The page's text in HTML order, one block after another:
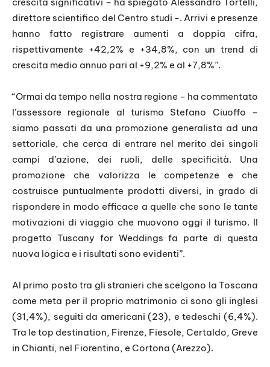
crescita significativi – ha spiegato Alessandro Tortelli,
direttore scientifico del Centro studi -. Arrivi e presenze
hanno fatto registrare aumenti a doppia cifra,
rispettivamente +42,2% e +34,8%, con un trend di
crescita medio annuo pari al +9,2% e al +7,8%”.
“Ormai da tempo nella nostra regione – ha commentato
l’assessore regionale al turismo Stefano Ciuoffo –
siamo passati da una promozione generalista ad una
settoriale, che cerca di entrare nel merito dei singoli
campi d’azione, dei ruoli, delle specificità. Una
promozione che valorizza le competenze e che
costruisce puntualmente prodotti diversi, in grado di
rispondere in modo efficace a quelle che sono le tante
motivazioni di viaggio che muovono oggi il turismo. Il
progetto Tuscany for Weddings fa parte di questa
nuova logica e i risultati sono evidenti”.
Al primo posto tra gli stranieri che scelgono la Toscana
come meta per il proprio matrimonio ci sono gli inglesi
(31,4%), seguiti da americani (23), e tedeschi (6,4%).
Tra le top destination, Firenze, Fiesole, Certaldo, Greve
in Chianti, nel Fiorentino, e Cortona (Arezzo).